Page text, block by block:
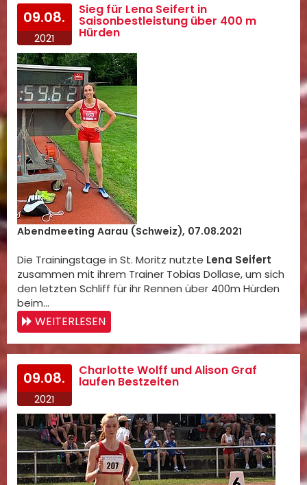
09.08.
2021
Sieg für Lena Seifert in
Saisonbestleistung über 400 m
Hürden
Abendmeeting Aarau (Schweiz), 07.08.2021
Die Trainingstage in St. Moritz nutzte Lena Seifert
zusammen mit ihrem Trainer Tobias Dollase, um sich
den letzten Schliff für ihr Rennen über 400m Hürden
beim…
WEITERLESEN
09.08.
2021
Charlotte Wolff und Alison Graf
laufen Bestzeiten